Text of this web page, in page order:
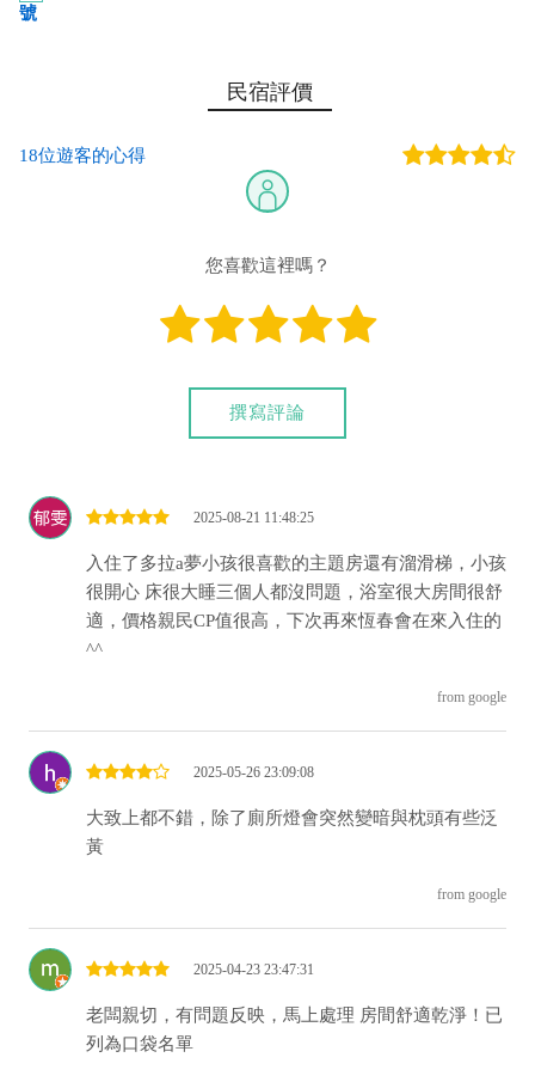
號
郵局 代號﹕700 帳號﹕0071461-0007637 戶名﹕殷秀杏
ATM]、 [一銀ATM
(以上三個銀行網路ATM只是方便網友直接連結，並不代表民
民宿評價
18位遊客的心得
您喜歡這裡嗎？
撰寫評論
2025-08-21 11:48:25
入住了多拉a夢小孩很喜歡的主題房還有溜滑梯，小孩
很開心 床很大睡三個人都沒問題，浴室很大房間很舒
適，價格親民CP值很高，下次再來恆春會在來入住的
^^
from google
2025-05-26 23:09:08
大致上都不錯，除了廁所燈會突然變暗與枕頭有些泛
黃
from google
2025-04-23 23:47:31
老闆親切，有問題反映，馬上處理 房間舒適乾淨！已
列為口袋名單